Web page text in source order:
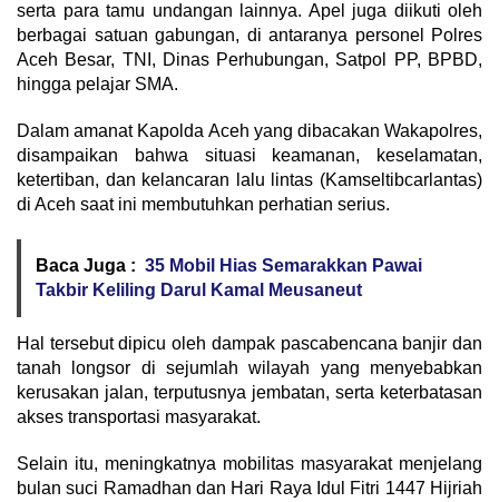
serta para tamu undangan lainnya. Apel juga diikuti oleh
berbagai satuan gabungan, di antaranya personel Polres
Aceh Besar, TNI, Dinas Perhubungan, Satpol PP, BPBD,
hingga pelajar SMA.
Dalam amanat Kapolda Aceh yang dibacakan Wakapolres,
disampaikan bahwa situasi keamanan, keselamatan,
ketertiban, dan kelancaran lalu lintas (Kamseltibcarlantas)
di Aceh saat ini membutuhkan perhatian serius.
Baca Juga : 35 Mobil Hias Semarakkan Pawai
Takbir Keliling Darul Kamal Meusaneut
Hal tersebut dipicu oleh dampak pascabencana banjir dan
tanah longsor di sejumlah wilayah yang menyebabkan
kerusakan jalan, terputusnya jembatan, serta keterbatasan
akses transportasi masyarakat.
Selain itu, meningkatnya mobilitas masyarakat menjelang
bulan suci Ramadhan dan Hari Raya Idul Fitri 1447 Hijriah